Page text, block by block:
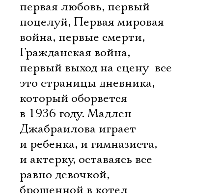
первая любовь, первый
поцелуй, Первая мировая
война, первые смерти,
Гражданская война,
первый выход на сцену  все
это страницы дневника,
который оборвется
в 1936 году. Мадлен
Джабраилова играет
и ребенка, и гимназиста,
и актерку, оставаясь все
равно девочкой,
брошенной в котел